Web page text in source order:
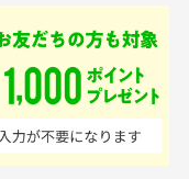
が綺麗に梱包され
商品を大切にして
が伝わってきまし
ロント部分に汚
」と記載ありまし
。
業務は致しておりま
ります。入金確認後
込み期限とさせ
なっている場合
メージがある商品